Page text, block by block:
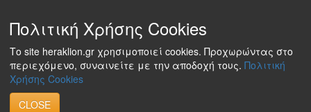
Πολιτική Χρήσης Cookies
Το site heraklion.gr χρησιμοποιεί cookies. Προχωρώντας στο
περιεχόμενο, συναινείτε με την αποδοχή τους. Πολιτική
Χρήσης Cookies
CLOSE